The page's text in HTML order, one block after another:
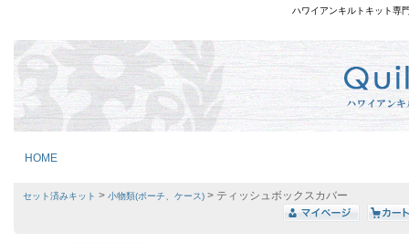
ハワイアンキルトキット専
HOME
セット済みキット > 小物類(ポーチ、ケース) > ティッシュボックスカバー